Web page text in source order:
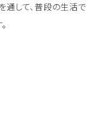
通して、普段の生活で